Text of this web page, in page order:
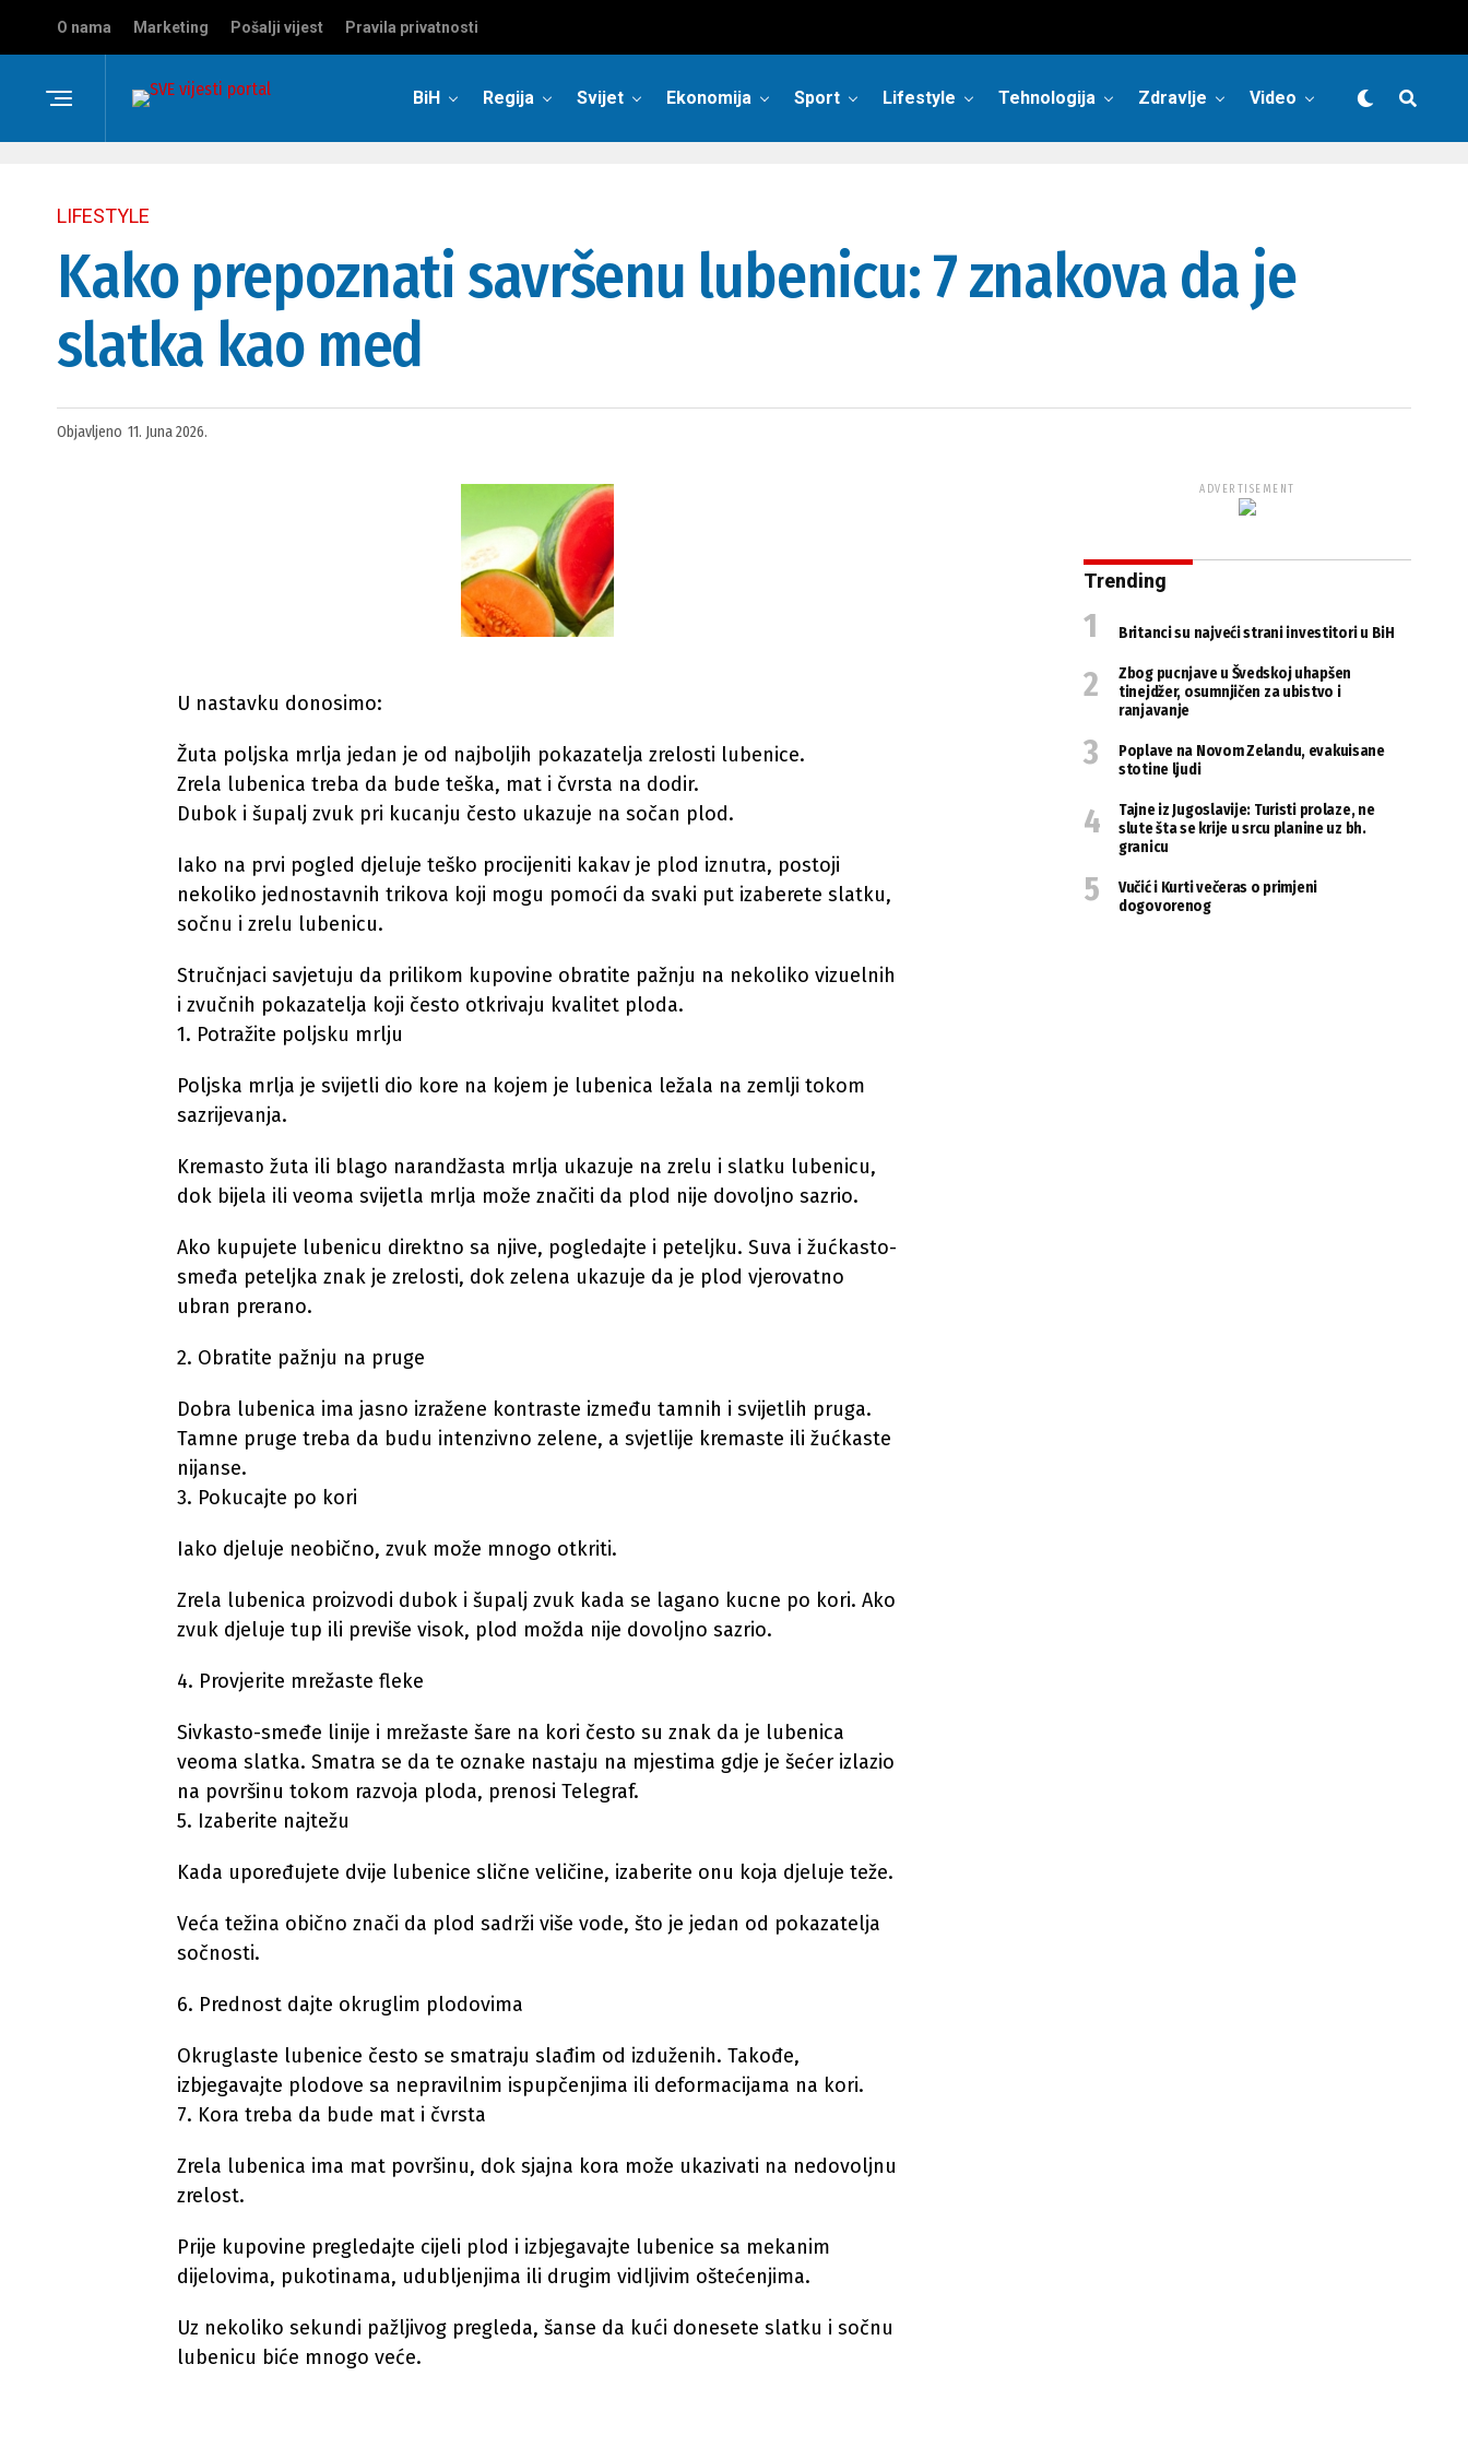
O nama Marketing Pošalji vijest Pravila privatnosti
BiH Regija Svijet Ekonomija Sport Lifestyle Tehnologija Zdravlje Video
LIFESTYLE
Kako prepoznati savršenu lubenicu: 7 znakova da je
slatka kao med
Objavljeno 11. Juna 2026.
U nastavku donosimo:
Žuta poljska mrlja jedan je od najboljih pokazatelja zrelosti lubenice.
Zrela lubenica treba da bude teška, mat i čvrsta na dodir.
Dubok i šupalj zvuk pri kucanju često ukazuje na sočan plod.
Iako na prvi pogled djeluje teško procijeniti kakav je plod iznutra, postoji
nekoliko jednostavnih trikova koji mogu pomoći da svaki put izaberete slatku,
sočnu i zrelu lubenicu.
Stručnjaci savjetuju da prilikom kupovine obratite pažnju na nekoliko vizuelnih
i zvučnih pokazatelja koji često otkrivaju kvalitet ploda.
1. Potražite poljsku mrlju
Poljska mrlja je svijetli dio kore na kojem je lubenica ležala na zemlji tokom
sazrijevanja.
Kremasto žuta ili blago narandžasta mrlja ukazuje na zrelu i slatku lubenicu,
dok bijela ili veoma svijetla mrlja može značiti da plod nije dovoljno sazrio.
Ako kupujete lubenicu direktno sa njive, pogledajte i peteljku. Suva i žućkasto-
smeđa peteljka znak je zrelosti, dok zelena ukazuje da je plod vjerovatno
ubran prerano.
2. Obratite pažnju na pruge
Dobra lubenica ima jasno izražene kontraste između tamnih i svijetlih pruga.
Tamne pruge treba da budu intenzivno zelene, a svjetlije kremaste ili žućkaste
nijanse.
3. Pokucajte po kori
Iako djeluje neobično, zvuk može mnogo otkriti.
Zrela lubenica proizvodi dubok i šupalj zvuk kada se lagano kucne po kori. Ako
zvuk djeluje tup ili previše visok, plod možda nije dovoljno sazrio.
4. Provjerite mrežaste fleke
Sivkasto-smeđe linije i mrežaste šare na kori često su znak da je lubenica
veoma slatka. Smatra se da te oznake nastaju na mjestima gdje je šećer izlazio
na površinu tokom razvoja ploda, prenosi Telegraf.
5. Izaberite najtežu
Kada upoređujete dvije lubenice slične veličine, izaberite onu koja djeluje teže.
Veća težina obično znači da plod sadrži više vode, što je jedan od pokazatelja
sočnosti.
6. Prednost dajte okruglim plodovima
Okruglaste lubenice često se smatraju slađim od izduženih. Takođe,
izbjegavajte plodove sa nepravilnim ispupčenjima ili deformacijama na kori.
7. Kora treba da bude mat i čvrsta
Zrela lubenica ima mat površinu, dok sjajna kora može ukazivati na nedovoljnu
zrelost.
Prije kupovine pregledajte cijeli plod i izbjegavajte lubenice sa mekanim
dijelovima, pukotinama, udubljenjima ili drugim vidljivim oštećenjima.
Uz nekoliko sekundi pažljivog pregleda, šanse da kući donesete slatku i sočnu
lubenicu biće mnogo veće.
ADVERTISEMENT
Trending
Britanci su najveći strani investitori u BiH
Zbog pucnjave u Švedskoj uhapšen
tinejdžer, osumnjičen za ubistvo i
ranjavanje
Poplave na Novom Zelandu, evakuisane
stotine ljudi
Tajne iz Jugoslavije: Turisti prolaze, ne
slute šta se krije u srcu planine uz bh.
granicu
Vučić i Kurti večeras o primjeni
dogovorenog